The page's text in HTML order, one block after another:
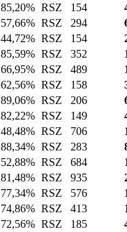
85,20% RSZ 154
57,66% RSZ 294
44,72% RSZ 154
85,59% RSZ 352
66,95% RSZ 489
62,56% RSZ 158
89,06% RSZ 206
82,22% RSZ 149
48,48% RSZ 706
88,34% RSZ 283
52,88% RSZ 684
81,48% RSZ 935
77,34% RSZ 576
74,86% RSZ 413
72,56% RSZ 185